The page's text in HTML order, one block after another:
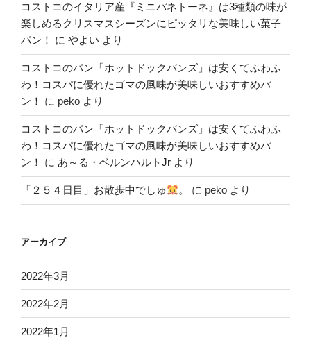
コストコのイタリア産『ミニパネトーネ』は3種類の味が
楽しめるクリスマスシーズンにピッタリな美味しい菓子
パン！
に やよい より
コストコのパン「ホットドックバンズ」は安くてふわふ
わ！コスパに優れたゴマの風味が美味しいおすすめパ
ン！
に peko より
コストコのパン「ホットドックバンズ」は安くてふわふ
わ！コスパに優れたゴマの風味が美味しいおすすめパ
ン！
に あ～る・ベルンハルトJr より
「２５４日目」お散歩中でしゅ 。 に peko より
アーカイブ
2022年3月
2022年2月
2022年1月